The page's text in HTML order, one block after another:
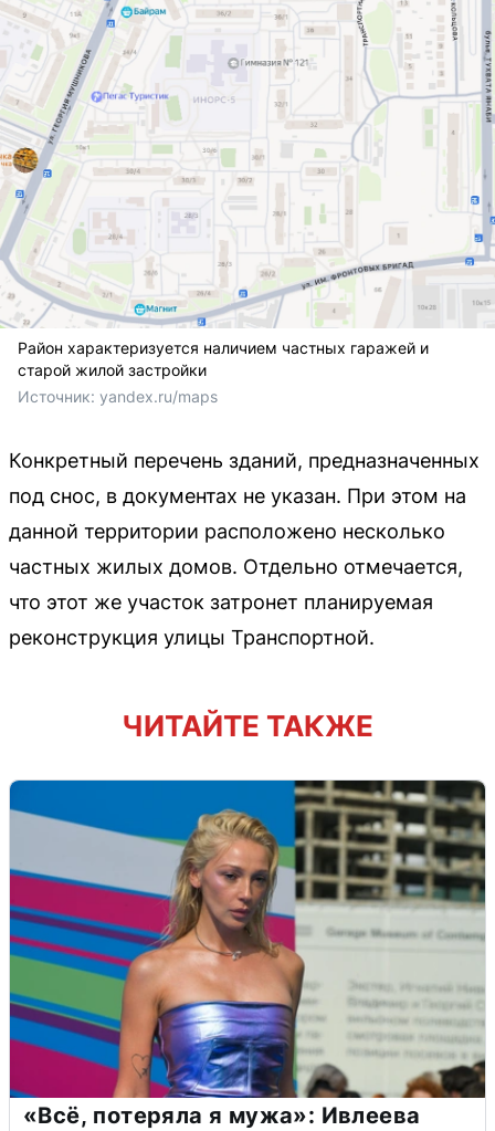
Район характеризуется наличием частных гаражей и
старой жилой застройки
Источник: yandex.ru/maps
Конкретный перечень зданий, предназначенных
под снос, в документах не указан. При этом на
данной территории расположено несколько
частных жилых домов. Отдельно отмечается,
что этот же участок затронет планируемая
реконструкция улицы Транспортной.
ЧИТАЙТЕ ТАКЖЕ
«Всё, потеряла я мужа»: Ивлеева